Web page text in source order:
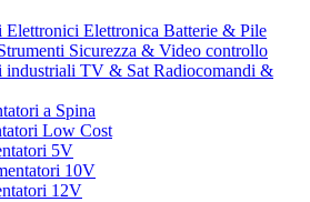
Elettronici Elettronica Batterie & Pile
Sicurezza & Video controllo
industriali TV & Sat Radiocomandi &
a Spina
Low Cost
5V
10V
12V